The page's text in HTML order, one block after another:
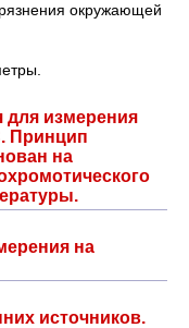
окружающей
измерения
Принцип
на
на
источников.